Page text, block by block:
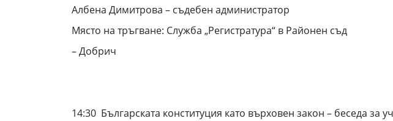
Албена Димитрова – съдебен администратор
Място на тръгване: Служба „Регистратура“ в Районен съд
– Добрич
14:30 Българската конституция като върховен закон – беседа